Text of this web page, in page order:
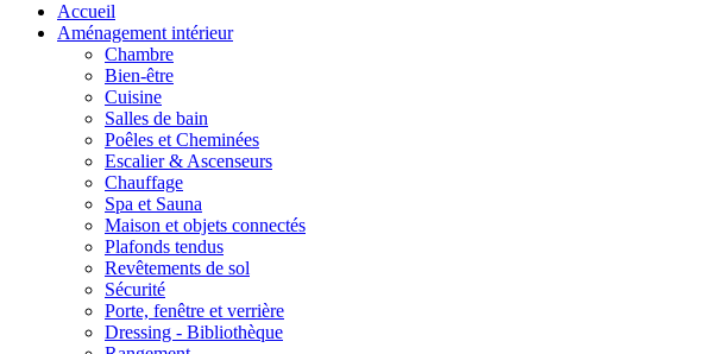
Accueil
Aménagement intérieur
Chambre
Bien-être
Cuisine
Salles de bain
Poêles et Cheminées
Escalier & Ascenseurs
Chauffage
Spa et Sauna
Maison et objets connectés
Plafonds tendus
Revêtements de sol
Sécurité
Porte, fenêtre et verrière
Dressing - Bibliothèque